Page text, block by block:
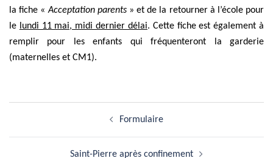
la fiche «Acceptation parents» et de la retourner à l’école pour
le
lundi 11 mai, midi dernier délai. Cette fiche est également à
remplir pour les enfants qui fréquenteront la garderie
(maternelles et CM1).
Formulaire
Saint-Pierre après confinement